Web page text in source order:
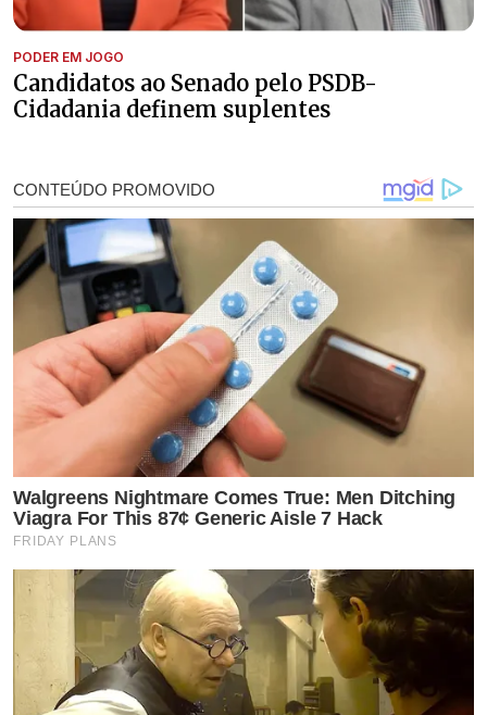
PODER EM JOGO
Candidatos ao Senado pelo PSDB-
Cidadania definem suplentes